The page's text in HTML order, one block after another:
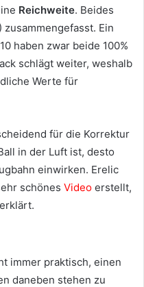
Reichweite. Beides
zusammengefasst. Ein
haben zwar beide 100%
schlägt weiter, weshalb
Werte für
für die Korrektur
in der Luft ist, desto
einwirken. Erelic
schönes Video erstellt,
immer praktisch, einen
daneben stehen zu